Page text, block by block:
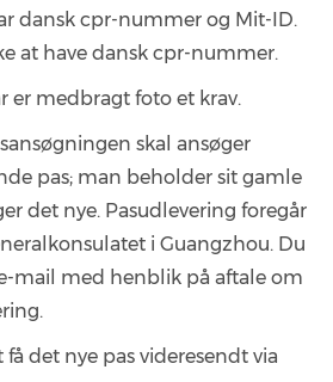
dansk cpr-nummer og Mit-ID.
at have dansk cpr-nummer.
er medbragt foto et krav.
skal ansøger
pas; man beholder sit gamle
det nye. Pasudlevering foregår
i Guangzhou. Du
mail med henblik på aftale om
det nye pas videresendt via